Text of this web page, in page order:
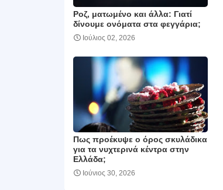
Ροζ, ματωμένο και άλλα: Γιατί
δίνουμε ονόματα στα φεγγάρια;
Ιούλιος 02, 2026
Πως προέκυψε ο όρος σκυλάδικα
για τα νυχτερινά κέντρα στην
Ελλάδα;
Ιούνιος 30, 2026